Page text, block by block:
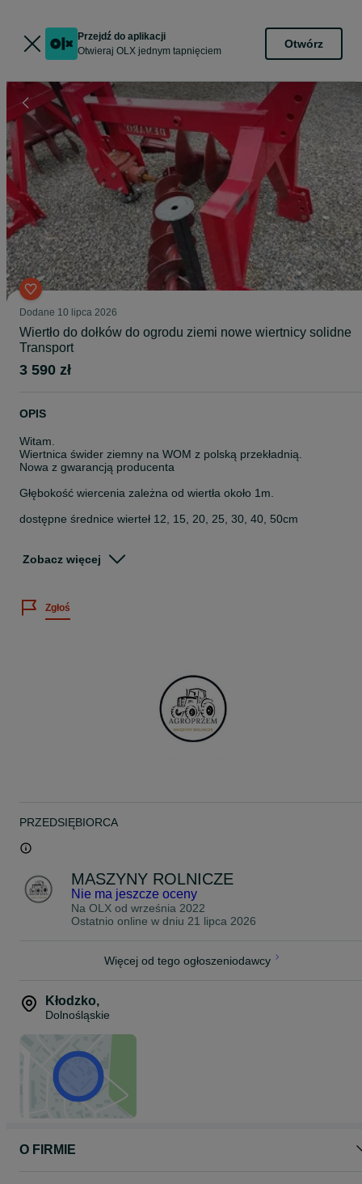
Przejdź do aplikacji
Otwieraj OLX jednym tapnięciem
Otwórz
Dodane 10 lipca 2026
Wiertło do dołków do ogrodu ziemi nowe wiertnicy solidne
Transport
3 590 zł
OPIS
Witam.
Wiertnica świder ziemny na WOM z polską przekładnią.
Nowa z gwarancją producenta
Głębokość wiercenia zależna od wiertła około 1m.
dostępne średnice wierteł 12, 15, 20, 25, 30, 40, 50cm
Posiadamy inne maszyny rolnicze ogrodnicze sadownicze.
465
Zobacz więcej
Zgłoś
PRZEDSIĘBIORCA
MASZYNY ROLNICZE
Nie ma jeszcze oceny
Na OLX od września 2022
Ostatnio online w dniu 21 lipca 2026
Więcej od tego ogłoszeniodawcy
Kłodzko,
Dolnośląskie
O FIRMIE